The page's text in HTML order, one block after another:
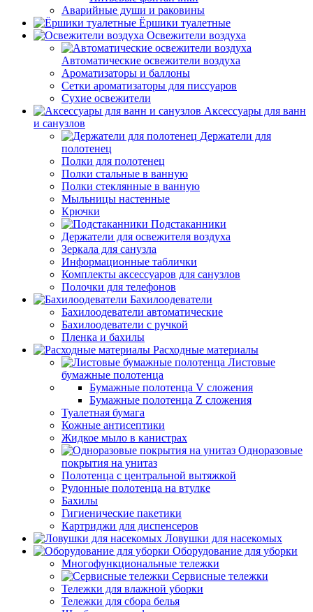
Аварийные души и раковины
Ёршики туалетные
Освежители воздуха
Автоматические освежители воздуха
Ароматизаторы и баллоны
Сетки ароматизаторы для писсуаров
Сухие освежители
Аксессуары для ванн
и санузлов
Держатели для
полотенец
Полки для полотенец
Полки стальные в ванную
Полки стеклянные в ванную
Мыльницы настенные
Крючки
Подстаканники
Держатели для освежителя воздуха
Зеркала для санузла
Информационные таблички
Комплекты аксессуаров для санузлов
Полочки для телефонов
Бахилоодеватели
Бахилоодеватели автоматические
Бахилоодеватели с ручкой
Пленка и бахилы
Расходные материалы
Листовые
бумажные полотенца
Бумажные полотенца V сложения
Бумажные полотенца Z сложения
Туалетная бумага
Кожные антисептики
Жидкое мыло в канистрах
Одноразовые
покрытия на унитаз
Полотенца с центральной вытяжкой
Рулонные полотенца на втулке
Бахилы
Гигиенические пакетики
Картриджи для диспенсеров
Ловушки для насекомых
Оборудование для уборки
Многофункциональные тележки
Сервисные тележки
Тележки для влажной уборки
Тележки для сбора белья